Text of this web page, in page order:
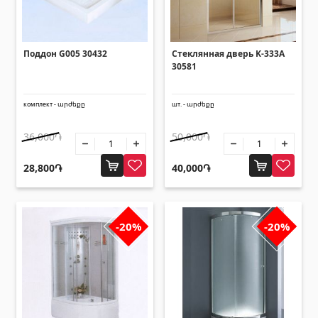
Системы фильтрации для бассейнов(4)
Квадратные металлические трубы(17)
Круглые металлические трубы(9)
Листы оцинкованные(4)
PVC трубы
(46)
Плиточный уголок
Алюминиевые профили
Плиточные уголки
Поддон G005 30432
комплект - արժեքը
36,000֏
28,800֏
Стеклянная дверь K-333A
30581
шт. - արժեքը
50,000֏
40,000֏
-20% -20%